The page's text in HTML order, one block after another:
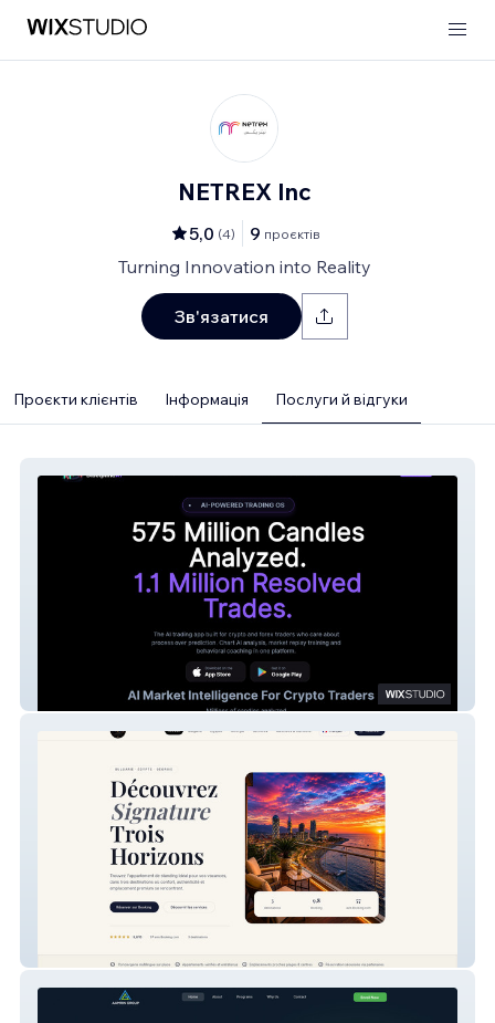
NETREX Inc
5,0 (4) 9 проєктів
Turning Innovation into Reality
Зв'язатися
Проєкти клієнтів Інформація Послуги й відгуки
DisciplineAI